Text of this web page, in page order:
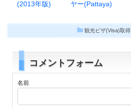
(2013年版) ヤー(Pattaya)
観光ビザ(Visa)取得
コメントフォーム
名前